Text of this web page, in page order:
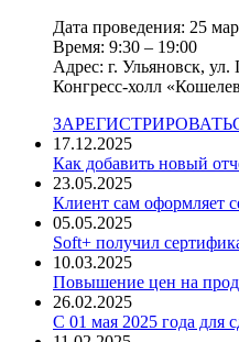
Дата проведения: 25
Время: 9:30 – 19:00
Адрес: г. Ульяновск, ул.
Конгресс-холл
17.12.2025
Как добавить новый
23.05.2025
Клиент сам оформляет
05.05.2025
Soft+ получил
10.03.2025
Повышение цен на
26.02.2025
С 01 мая 2025 года для